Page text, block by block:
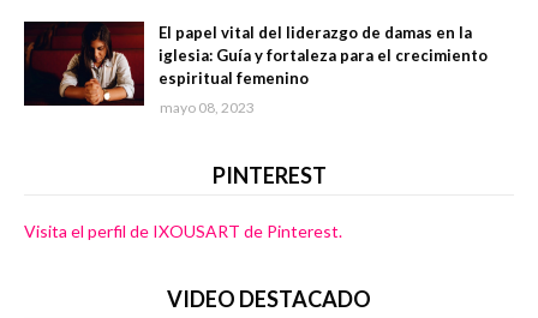
El papel vital del liderazgo de damas en la
iglesia: Guía y fortaleza para el crecimiento
espiritual femenino
mayo 08, 2023
PINTEREST
Visita el perfil de IXOUSART de Pinterest.
VIDEO DESTACADO